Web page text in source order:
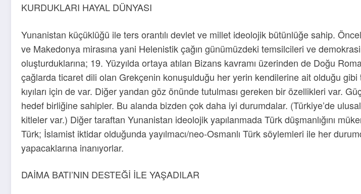
KURDUKLARI HAYAL DÜNYASI
Yunanistan küçüklüğü ile ters orantılı devlet ve millet ideolojik bütünlüğe sahip.
ve Makedonya mirasına yani Helenistik çağın günümüzdeki temsilcileri ve
oluşturduklarına; 19. Yüzyılda ortaya atılan Bizans kavramı üzerinden de Doğu
çağlarda ticaret dili olan Grekçenin konuşulduğu her yerin kendilerine ait olduğu gibi
kıyıları için de var. Diğer yandan göz önünde tutulması gereken bir özellikleri var.
hedef birliğine sahipler. Bu alanda bizden çok daha iyi durumdalar. (Türkiye’de
kitleler var.) Diğer taraftan Yunanistan ideolojik yapılanmada Türk düşmanlığını
Türk; İslamist iktidar olduğunda yayılmacı/neo-Osmanlı Türk söylemleri ile her
yapacaklarına inanıyorlar.
DAİMA BATI’NIN DESTEĞİ İLE YAŞADILAR